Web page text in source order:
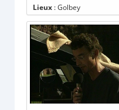
Lieux : Golbey